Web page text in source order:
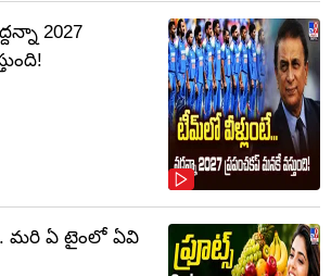
2027
మరి ఏ టైంలో ఏవి